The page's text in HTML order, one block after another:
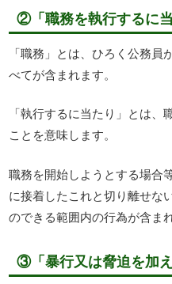
②「職務を執行するに当
「職務」とは、ひろく公務
べてが含まれます。
「執行するに当たり」とは、
ことを意味します。
職務を開始しようとする場合
に接着したこれと切り離せな
のできる範囲内の行為が含まれ
③「暴行又は脅迫を加え